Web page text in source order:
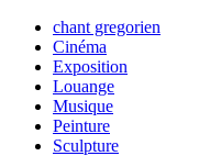
chant gregorien
Cinéma
Exposition
Louange
Musique
Peinture
Sculpture